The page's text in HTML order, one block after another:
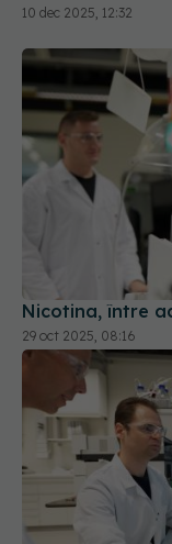
10 dec 2025, 12:32
Nicotina, între
29 oct 2025, 08:16